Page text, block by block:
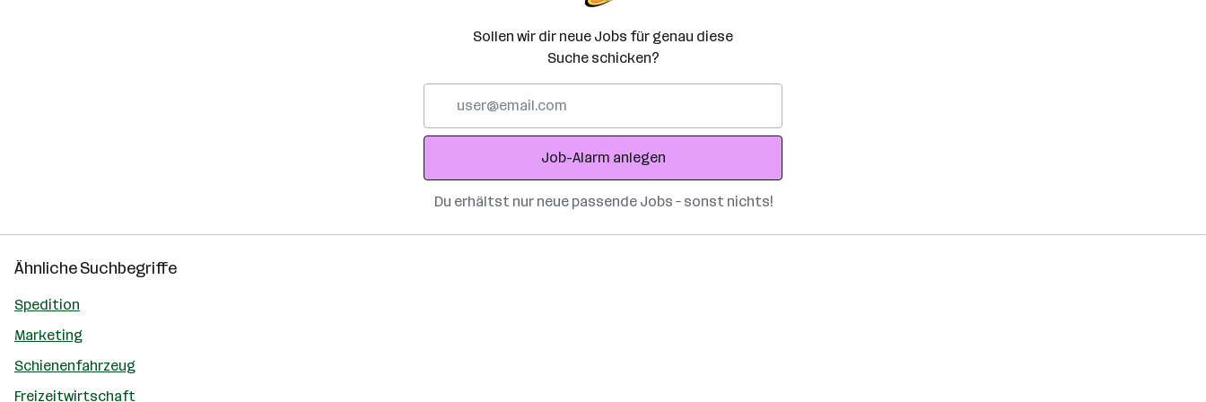
Sollen wir dir neue Jobs für genau diese
Suche schicken?
Adresse
Job-Alarm anlegen
Du erhältst nur neue passende Jobs – sonst nichts!
Ähnliche Suchbegriffe
Spedition
Marketing
Schienenfahrzeug
Freizeitwirtschaft